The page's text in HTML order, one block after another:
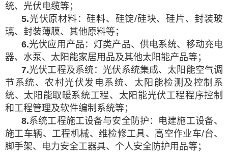
统、光伏电缆等；
5.光伏原材料：硅料、硅锭/硅块、硅片、封装玻
璃、封装薄膜、其他原料等；
6.光伏应用产品：灯类产品、供电系统、移动充电
器、水泵、太阳能家居用品及其他太阳能产品等；
7.光伏工程及系统：光伏系统集成、太阳能空气调
节系统、农村光伏发电系统、太阳能检测及控制系
统、太阳能取暖系统工程、太阳能光伏工程程序控制
和工程管理及软件编制系统等；
8.系统工程施工设备与安全防护：电建施工设备、
施工车辆、工程机械、维检修工具、高空作业车/台、
脚手架、电力安全工器具、个人安全防护用品等；